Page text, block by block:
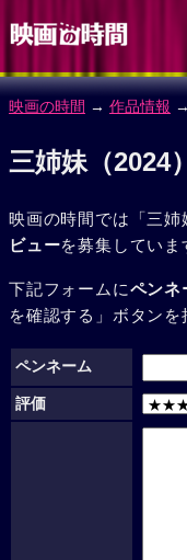
映画の時間 → 作品情報 →
三姉妹（2024
映画の時間では「三
ビューを募集していま
下記フォームにペンネ
を確認する」ボタンを
ペンネーム
評価